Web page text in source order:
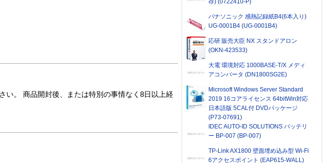
い。 商品開封後、または特別の事情なく8日以上経
存) (0722410-P)
パナソニック 感熱記録紙B4(6本入り)
UG-0001B4 (UG-0001B4)
応研 販売大臣 NX スタンドアロン
(OKN-423533)
大電 環境対応 1000BASE-T/X メディ
アコンバータ (DN1800SG2E)
Microsoft Windows Server Standard
2019 16コアライセンス 64bitWin対応
日本語版 5CAL付 DVDパッケージ
(P73-07691)
IDEC AUTO-ID SOLUTIONS バッテリ
ー BP-007 (BP-007)
TP-Link AX1800 壁面埋め込み型 Wi-Fi
6アクセスポイント (EAP615-WALL)